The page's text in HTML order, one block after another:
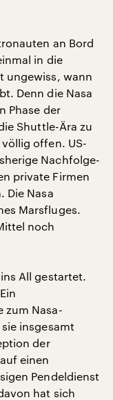
an Bord
in die
ungewiss, wann
Denn die Nasa
Phase der
Shuttle-Ära zu
offen. US-
Nachfolge-
private Firmen
Die Nasa
Marsfluges.
noch
All gestartet.
zum Nasa-
insgesamt
der
einen
Pendeldienst
hat sich